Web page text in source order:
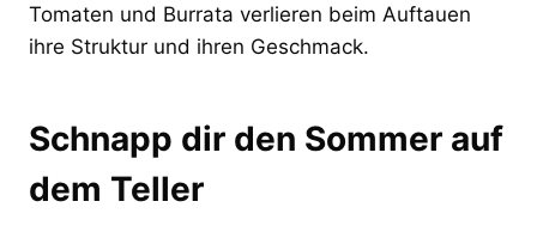
Tomaten und Burrata verlieren beim Auftauen
ihre Struktur und ihren Geschmack.
Schnapp dir den Sommer auf
dem Teller